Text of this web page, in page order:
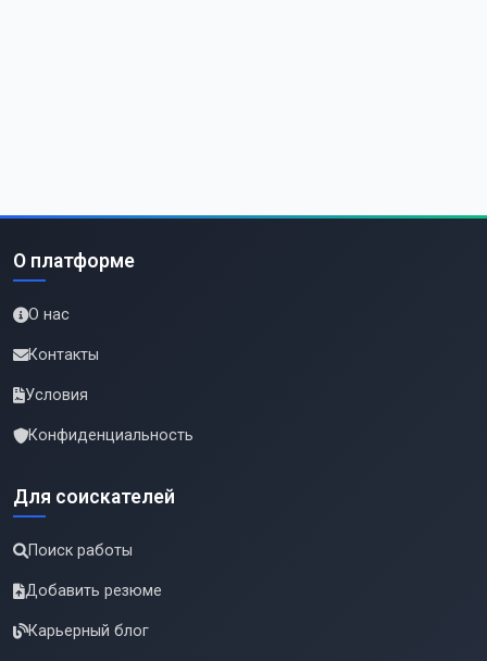
О платформе
О нас
Контакты
Условия
Конфиденциальность
Для соискателей
Поиск работы
Добавить резюме
Карьерный блог